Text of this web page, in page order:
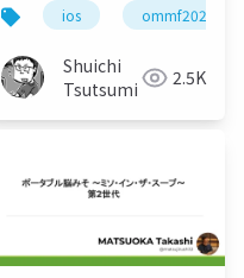
ios ommf2024
Shuichi
Tsutsumi
2.5K